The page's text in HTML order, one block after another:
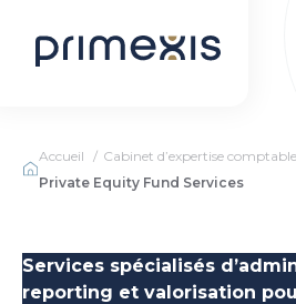
Accueil
Cabinet d’expertise
Private Equity Fund Services
Services spécialisés
reporting et valorisation